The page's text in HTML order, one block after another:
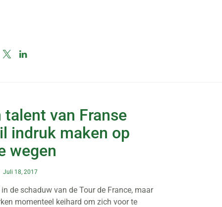
talent van Franse
indruk maken op
wegen
Juli 18, 2017
de schaduw van de Tour de France, maar
momenteel keihard om zich voor te